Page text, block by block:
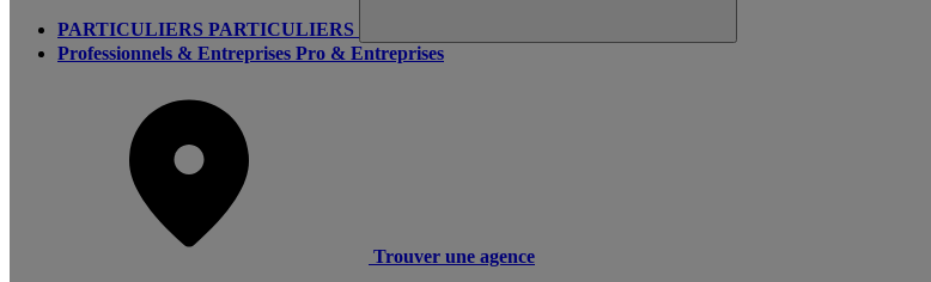
PARTICULIERS PARTICULIERS
Professionnels & Entreprises Pro & Entreprises
Trouver une agence